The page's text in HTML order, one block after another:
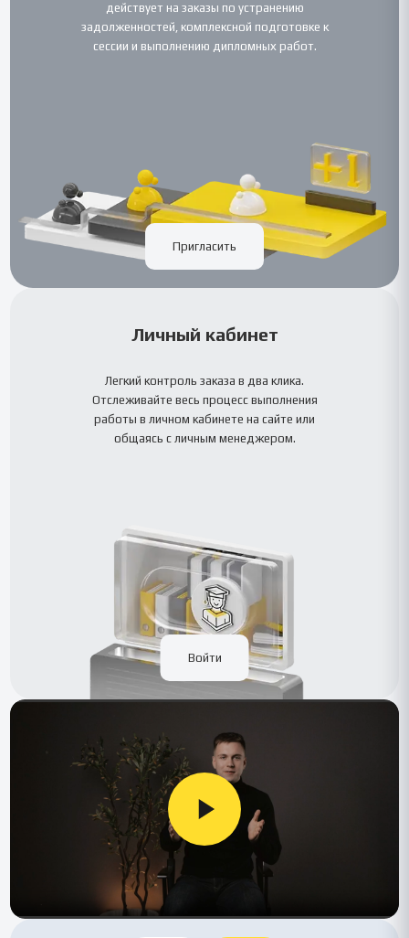
действует на заказы по устранению
задолженностей, комплексной подготовке к
сессии и выполнению дипломных работ.
Пригласить
Личный кабинет
Легкий контроль заказа в два клика.
Отслеживайте весь процесс выполнения
работы в личном кабинете на сайте или
общаясь с личным менеджером.
Войти